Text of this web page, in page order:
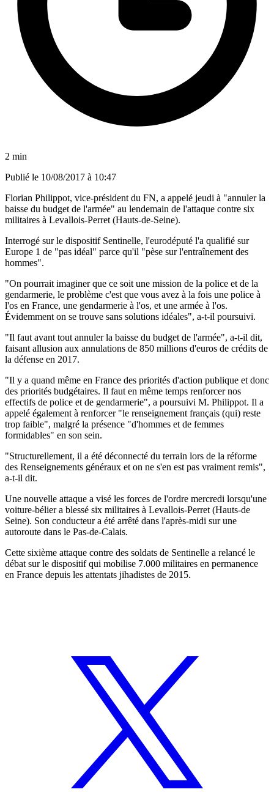
2 min
Publié le 10/08/2017 à 10:47
Florian Philippot, vice-président du FN, a appelé jeudi à "annuler la
baisse du budget de l'armée" au lendemain de l'attaque contre six
militaires à Levallois-Perret (Hauts-de-Seine).
Interrogé sur le dispositif Sentinelle, l'eurodéputé l'a qualifié sur
Europe 1 de "pas idéal" parce qu'il "pèse sur l'entraînement des
hommes".
"On pourrait imaginer que ce soit une mission de la police et de la
gendarmerie, le problème c'est que vous avez à la fois une police à
l'os en France, une gendarmerie à l'os, et une armée à l'os.
Évidemment on se trouve sans solutions idéales", a-t-il poursuivi.
"Il faut avant tout annuler la baisse du budget de l'armée", a-t-il dit,
faisant allusion aux annulations de 850 millions d'euros de crédits de
la défense en 2017.
"Il y a quand même en France des priorités d'action publique et donc
des priorités budgétaires. Il faut en même temps renforcer nos
effectifs de police et de gendarmerie", a poursuivi M. Philippot. Il a
appelé également à renforcer "le renseignement français (qui) reste
trop faible", malgré la présence "d'hommes et de femmes
formidables" en son sein.
"Structurellement, il a été déconnecté du terrain lors de la réforme
des Renseignements généraux et on ne s'en est pas vraiment remis",
a-t-il dit.
Une nouvelle attaque a visé les forces de l'ordre mercredi lorsqu'une
voiture-bélier a blessé six militaires à Levallois-Perret (Hauts-de
Seine). Son conducteur a été arrêté dans l'après-midi sur une
autoroute dans le Pas-de-Calais.
Cette sixième attaque contre des soldats de Sentinelle a relancé le
débat sur le dispositif qui mobilise 7.000 militaires en permanence
en France depuis les attentats jihadistes de 2015.